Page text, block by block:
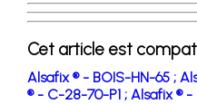
Cet article est
Alsafix ® - BOIS-HN-65 ;
® - C-28-70-P1 ; Alsafix ® -